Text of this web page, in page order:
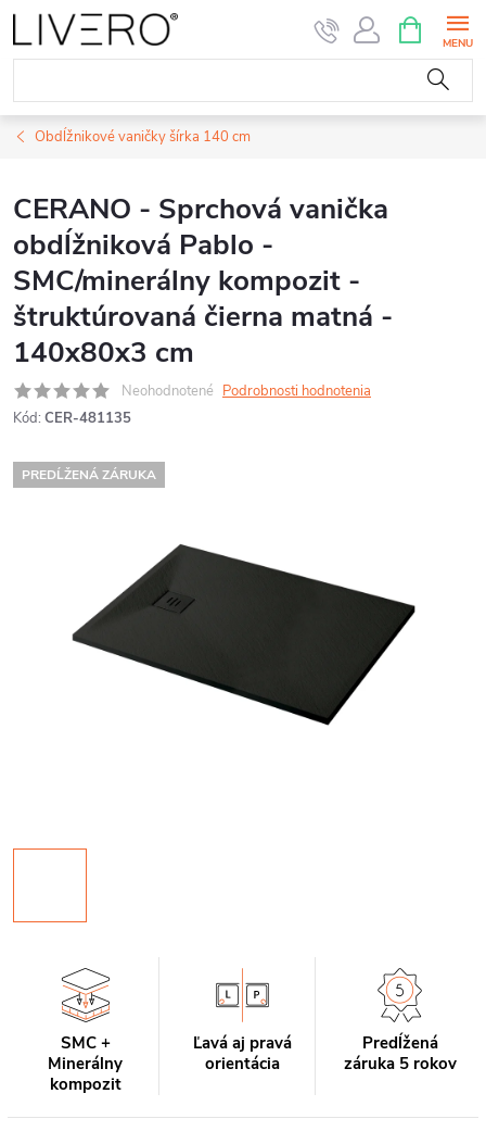
Prejsť
na
obsah
KOŠÍK
Obdĺžnikové vaničky šírka 140 cm
CERANO - Sprchová vanička
obdĺžniková Pablo -
SMC/minerálny kompozit -
štruktúrovaná čierna matná -
140x80x3 cm
Neohodnotené Podrobnosti hodnotenia
Kód: CER-481135
PREDĹŽENÁ ZÁRUKA
SMC +
Minerálny
kompozit
Ľavá aj pravá
orientácia
Predĺžená
záruka 5 rokov